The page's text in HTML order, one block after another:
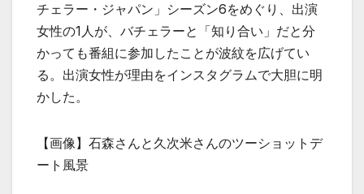
チェラー・ジャパン」シーズン6をめぐり、出演
女性の1人が、バチェラーと「知り合い」だと分
かっても番組に参加したことが波紋を広げてい
る。出演女性が理由をインスタグラムで大胆に明
かした。
【画像】石森さんと久次米さんのツーショットデ
ート風景